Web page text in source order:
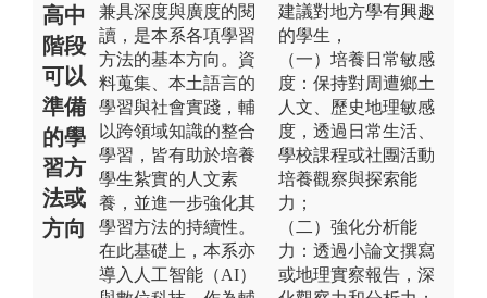
高中
階段
可以
準備
的學
習方
法或
方向
兼具深度與廣度的閱
讀，是本系各項學習
方法的基本方向。資
料蒐集、本土語言的
學習與社會實踐，輔
以跨領域知識的整合
學習，皆有助於培養
學生紮實的人文素
養，並進一步強化其
學習方法的持續性。
在此基礎上，本系亦
導入人工智能（AI）
建議對地方學有興趣
的學生，
（一）培養日常敏感
度：保持對周遭鄉土
人文、歷史地理敏感
度，透過日常生活、
學校課程或社團活動
培養觀察與探索能
力；
（二）強化分析能
力：透過小論文撰寫
或地理實察報告，深